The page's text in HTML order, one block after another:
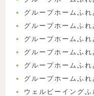
グループホームふれ
グループホームふれ
グループホームふれ
グループホームふれ
グループホームふれ
グループホームふれ
ウェルビーイングふ